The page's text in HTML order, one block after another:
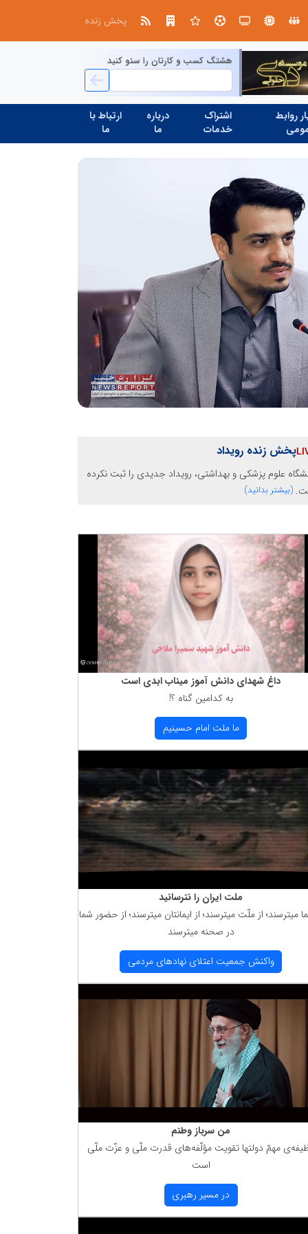
پخش زنده
هشتگ کسب و کارتان را سئو کنید
روابط
اشتراک
خدمات
درباره
ما
ارتباط با
ما
پخش زنده رویداد
علوم پزشکی و بهداشتی، رویداد جدیدی را ثبت نکرده
(بیشتر بدانید)
داغ شهدای دانش آموز میناب ابدی است
به كدامین گناه ؟!
ما ملت امام حسینیم
ملت ایران را نترسانید
میترسند؛ از ملّت میترسند؛ از ایمانتان میترسند؛ از حضور شما
در صحنه میترسند
واكنش جمعیت اعتلای نهادهای مردمی
من سرباز وطنم
مهمّ دولتها تقویت مؤلّفه‌های قدرت ملّی و عزّت ملّی
است
در مسیر رهبری